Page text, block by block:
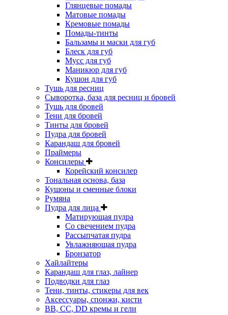
Глянцевые помады
Матовые помады
Кремовые помады
Помады-тинты
Бальзамы и маски для губ
Блеск для губ
Мусс для губ
Маникюр для губ
Кушон для губ
Тушь для ресниц
Сыворотка, база для ресниц и бровей
Тушь для бровей
Тени для бровей
Тинты для бровей
Пудра для бровей
Карандаш для бровей
Праймеры
Консилеры
Корейский консилер
Тональная основа, база
Кушоны и сменные блоки
Румяна
Пудра для лица
Матирующая пудра
Со свечением пудра
Рассыпчатая пудра
Увлажняющая пудра
Бронзатор
Хайлайтеры
Карандаш для глаз, лайнер
Подводки для глаз
Тени, тинты, стикеры для век
Аксессуары, спонжи, кисти
BB, CC, DD кремы и гели